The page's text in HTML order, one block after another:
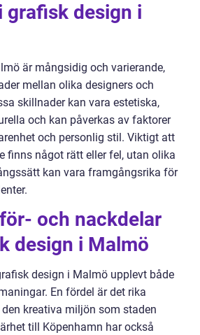
grafisk design i
är mångsidig och varierande,
mellan olika designers och
skillnader kan vara estetiska,
och kan påverkas av faktorer
och personlig stil. Viktigt att
finns något rätt eller fel, utan olika
kan vara framgångsrika för
och nackdelar
design i Malmö
design i Malmö upplevt både
En fördel är det rika
kreativa miljön som staden
till Köpenhamn har också